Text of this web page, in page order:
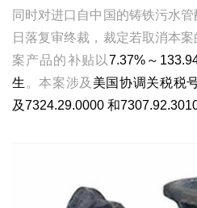
同时对进口自中国的铸铁污水
日落复审终裁，裁定若取消本
案产品的补贴以7.37%～
生 。本案涉及 美国协调关税税
及7324.29.0000 和